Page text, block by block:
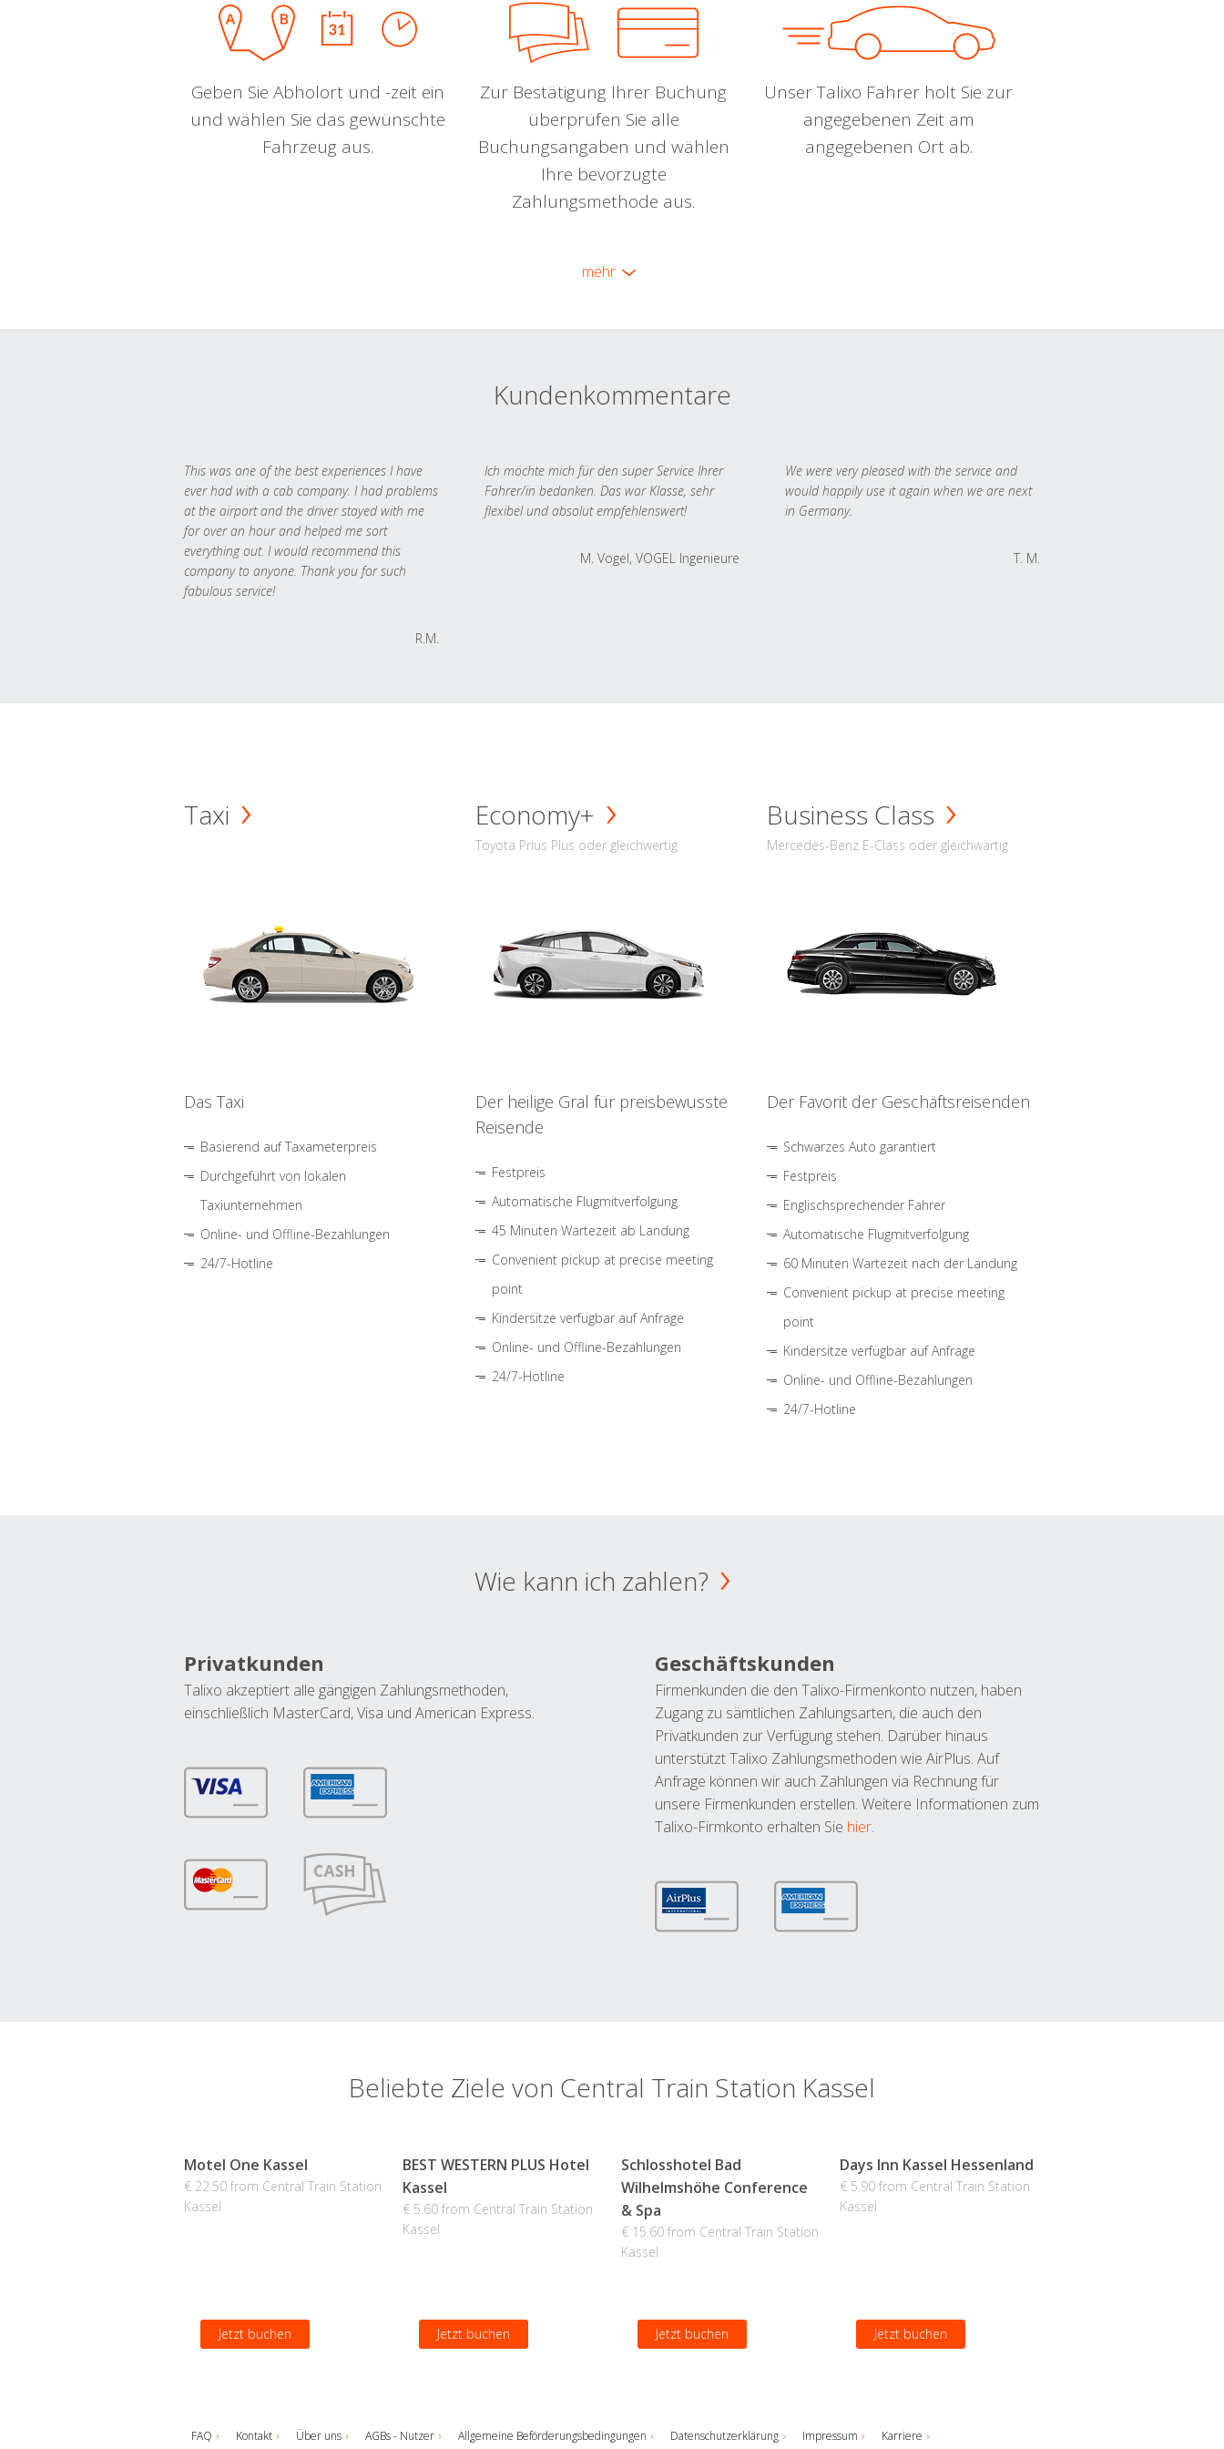
Geben Sie Abholort und -zeit ein
und wählen Sie das gewünschte
Fahrzeug aus.
Zur Bestätigung Ihrer Buchung
überprüfen Sie alle
Buchungsangaben und wählen
Ihre bevorzugte
Zahlungsmethode aus.
Unser Talixo Fahrer holt Sie zur
angegebenen Zeit am
angegebenen Ort ab.
mehr
Kundenkommentare
This was one of the best experiences I have
ever had with a cab company. I had problems
at the airport and the driver stayed with me
for over an hour and helped me sort
everything out. I would recommend this
company to anyone. Thank you for such
fabulous service!
R.M.
Ich möchte mich für den super Service Ihrer
Fahrer/in bedanken. Das war Klasse, sehr
flexibel und absolut empfehlenswert!
M. Vogel, VOGEL Ingenieure
We were very pleased with the service and
would happily use it again when we are next
in Germany.
T. M.
Taxi
Das Taxi
Basierend auf Taxameterpreis
Durchgeführt von lokalen
Taxiunternehmen
Online- und Offline-Bezahlungen
24/7-Hotline
Economy+
Toyota Prius Plus oder gleichwertig
Der heilige Gral für preisbewusste
Reisende
Festpreis
Automatische Flugmitverfolgung
45 Minuten Wartezeit ab Landung
Convenient pickup at precise meeting
point
Kindersitze verfügbar auf Anfrage
Online- und Offline-Bezahlungen
24/7-Hotline
Business Class
Mercedes-Benz E-Class oder gleichwärtig
Der Favorit der Geschäftsreisenden
Schwarzes Auto garantiert
Festpreis
Englischsprechender Fahrer
Automatische Flugmitverfolgung
60 Minuten Wartezeit nach der Landung
Convenient pickup at precise meeting
point
Kindersitze verfügbar auf Anfrage
Online- und Offline-Bezahlungen
24/7-Hotline
Wie kann ich zahlen?
Privatkunden
Talixo akzeptiert alle gängigen Zahlungsmethoden,
einschließlich MasterCard, Visa und American Express.
Geschäftskunden
Firmenkunden die den Talixo-Firmenkonto nutzen, haben
Zugang zu sämtlichen Zahlungsarten, die auch den
Privatkunden zur Verfügung stehen. Darüber hinaus
unterstützt Talixo Zahlungsmethoden wie AirPlus. Auf
Anfrage können wir auch Zahlungen via Rechnung für
unsere Firmenkunden erstellen. Weitere Informationen zum
Talixo-Firmkonto erhalten Sie hier.
Beliebte Ziele von Central Train Station Kassel
Motel One Kassel
€ 22.50 from Central Train Station
Kassel
Jetzt buchen
BEST WESTERN PLUS Hotel
Kassel
€ 5.60 from Central Train Station
Kassel
Jetzt buchen
Schlosshotel Bad
Wilhelmshöhe Conference
& Spa
€ 15.60 from Central Train Station
Kassel
Jetzt buchen
Days Inn Kassel Hessenland
€ 5.90 from Central Train Station
Kassel
Jetzt buchen
FAQ Kontakt Über uns AGBs - Nutzer Allgemeine Beförderungsbedingungen Datenschutzerklärung Impressum Karriere